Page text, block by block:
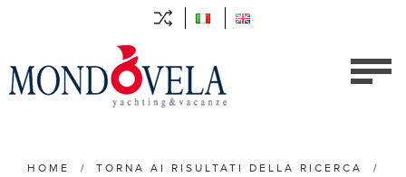
HOME / TORNA AI RISULTATI DELLA RICERCA /